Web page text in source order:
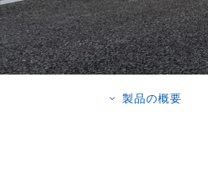
3 製品の概要